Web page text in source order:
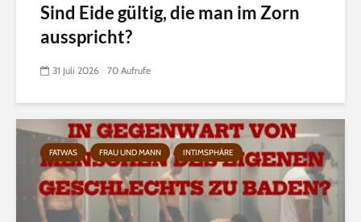
Sind Eide gültig, die man im Zorn
ausspricht?
31 Juli 2026 70 Aufrufe
FATWAS FRAU UND MANN INTIMSPHÄRE